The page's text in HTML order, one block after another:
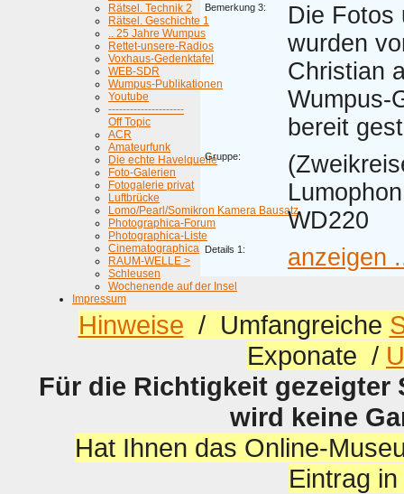
Rätsel. Technik 2
Rätsel. Geschichte 1
.. 25 Jahre Wumpus
Rettet-unsere-Radios
Voxhaus-Gedenktafel
WEB-SDR
Wumpus-Publikationen
Youtube
---------------------
Off Topic
ACR
Amateurfunk
Die echte Havelquelle
Foto-Galerien
Fotogalerie privat
Luftbrücke
Lomo/Pearl/Somikron Kamera Bausatz
Photographica-Forum
Photographica-Liste
Cinematographica
RAUM-WELLE >
Schleusen
Wochenende auf der Insel
Impressum
Bemerkung 3:
Die Fotos
wurden
Christian
Wumpus-
bereit
Gruppe:
WD220
Details 1: anzeigen
Hinweise / Umfangreiche
Exponate /
Für die Richtigkeit
wird keine
Hat Ihnen das Online-
Eintrag